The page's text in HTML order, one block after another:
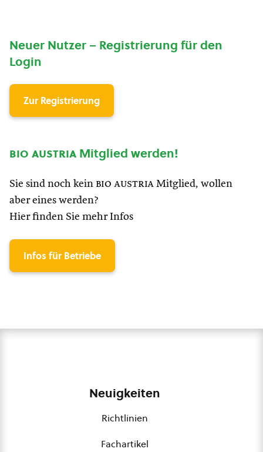
Neuer Nutzer – Registrierung für den
Login
Zur Registrierung
bio austria Mitglied werden!
Sie sind noch kein bio austria Mitglied, wollen
aber eines werden?
Hier finden Sie mehr Infos
Infos für Betriebe
Neuigkeiten
Richtlinien
Fachartikel